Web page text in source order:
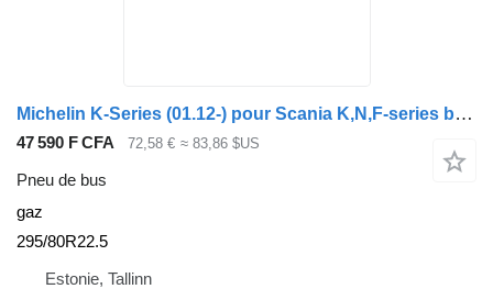
Michelin K-Series (01.12-) pour Scania K,N,F-series bus (2006-)
47 590 F CFA 72,58 € ≈ 83,86 $US
Pneu de bus
gaz
295/80R22.5
Estonie, Tallinn